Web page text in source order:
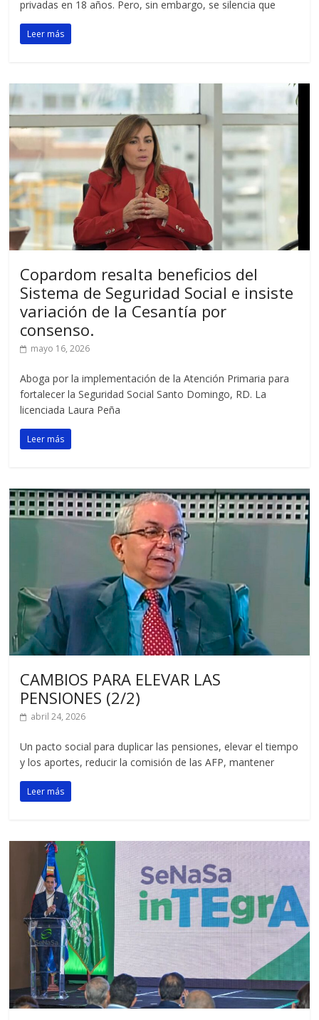
privadas en 18 años. Pero, sin embargo, se silencia que
Leer más
Copardom resalta beneficios del
Sistema de Seguridad Social e insiste
variación de la Cesantía por
consenso.
mayo 16, 2026
Aboga por la implementación de la Atención Primaria para
fortalecer la Seguridad Social Santo Domingo, RD. La
licenciada Laura Peña
Leer más
CAMBIOS PARA ELEVAR LAS
PENSIONES (2/2)
abril 24, 2026
Un pacto social para duplicar las pensiones, elevar el tiempo
y los aportes, reducir la comisión de las AFP, mantener
Leer más